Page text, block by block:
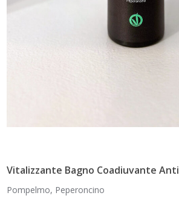
Vitalizzante Bagno Coadiuvante
Pompelmo, Peperoncino